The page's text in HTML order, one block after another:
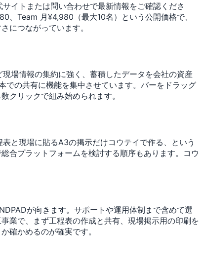
イトまたは問い合わせで最新情報をご確認くださ
、Team 月¥4,980（最大10名）という公開価格で、
につながっています。
場情報の集約に強く、蓄積したデータを会社の資産
での共有に機能を集中させています。バーをドラッグ
クリックで組み始められます。
と現場に貼るA3の掲示だけコウテイで作る、という
合プラットフォームを検討する順序もあります。コウ
が向きます。サポートや運用体制まで含めて選
業で、まず工程表の作成と共有、現場掲示用の印刷を
確かめるのが確実です。